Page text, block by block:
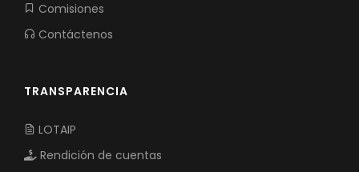
Comisiones
Contáctenos
TRANSPARENCIA
LOTAIP
Rendición de cuentas